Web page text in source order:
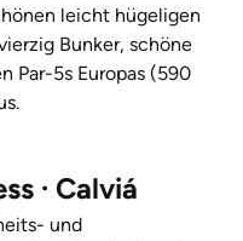
leicht hügeligen
Bunker, schöne
Par-5s Europas (590
· Calviá
und